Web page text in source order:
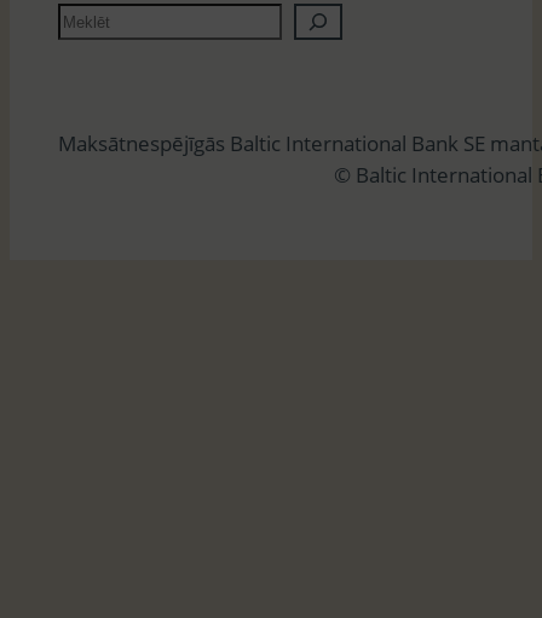
M
e
ē
Maksātnespējīgās Baltic International Bank SE
© Baltic International